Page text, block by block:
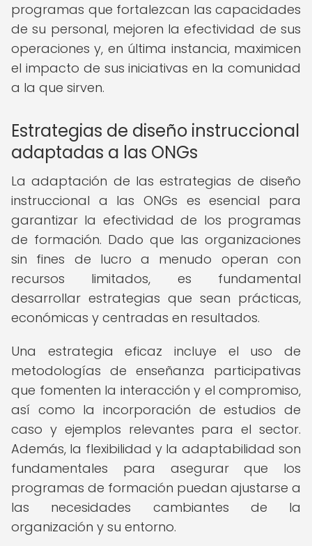
programas que fortalezcan las capacidades
de su personal, mejoren la efectividad de sus
operaciones y, en última instancia, maximicen
el impacto de sus iniciativas en la comunidad
a la que sirven.
Estrategias de diseño instruccional
adaptadas a las ONGs
La adaptación de las estrategias de diseño
instruccional a las ONGs es esencial para
garantizar la efectividad de los programas
de formación. Dado que las organizaciones
sin fines de lucro a menudo operan con
recursos limitados, es fundamental
desarrollar estrategias que sean prácticas,
económicas y centradas en resultados.
Una estrategia eficaz incluye el uso de
metodologías de enseñanza participativas
que fomenten la interacción y el compromiso,
así como la incorporación de estudios de
caso y ejemplos relevantes para el sector.
Además, la flexibilidad y la adaptabilidad son
fundamentales para asegurar que los
programas de formación puedan ajustarse a
las necesidades cambiantes de la
organización y su entorno.